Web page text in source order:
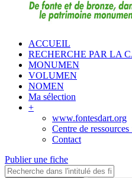
ACCUEIL
RECHERCHE PAR LA
MONUMEN
VOLUMEN
NOMEN
Ma sélection
+
www.fontesdart.org
Centre de
Contact
Publier une fiche